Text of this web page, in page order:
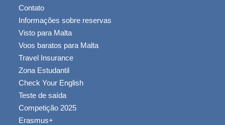
Contato
Informações sobre reservas
Visto para Malta
Voos baratos para Malta
Travel Insurance
Zona Estudantil
Check Your English
Teste de saída
Competição 2025
Erasmus+